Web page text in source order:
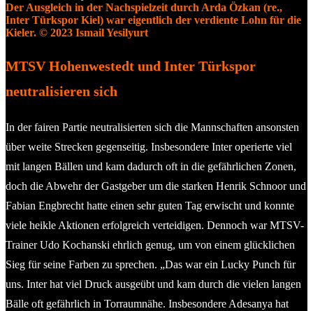
Der Ausgleich in der Nachspielzeit durch Arda Özkan (re.,
Inter Türkspor Kiel) war eigentlich der verdiente Lohn für die
Kieler. © 2023 Ismail Yesilyurt
MTSV Hohenwestedt und Inter Türkspor
neutralisieren sich
In der fairen Partie neutralisierten sich die Mannschaften ansonsten
über weite Strecken gegenseitig. Insbesondere Inter operierte viel
mit langen Bällen und kam dadurch oft in die gefährlichen Zonen,
doch die Abwehr der Gastgeber um die starken Henrik Schnoor und
Fabian Engbrecht hatte einen sehr guten Tag erwischt und konnte
viele heikle Aktionen erfolgreich verteidigen. Dennoch war MTSV-
Trainer Udo Kochanski ehrlich genug, um von einem glücklichen
Sieg für seine Farben zu sprechen. „Das war ein Lucky Punch für
uns. Inter hat viel Druck ausgeübt und kam durch die vielen langen
Bälle oft gefährlich in Torraumnähe. Insbesondere Adesanya hat